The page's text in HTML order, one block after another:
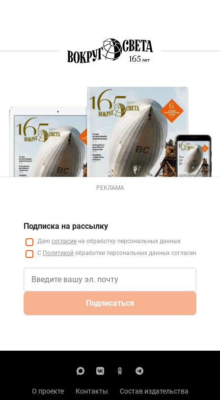
РЕКЛАМА
Подписка на рассылку
Даю согласие на обработку персональных данных
С Политикой обработки персональных данных согласен
Подписаться
О проекте Контакты
Состав издательства